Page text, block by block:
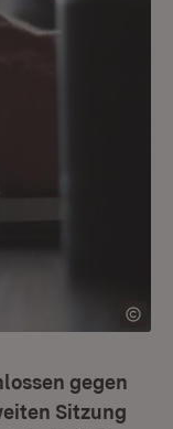
gegen
Sitzung